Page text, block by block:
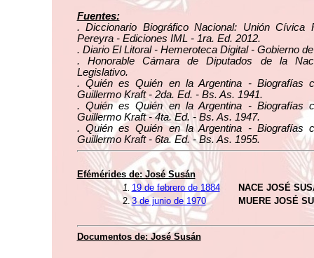
Fuentes:
. Diccionario Biográfico Nacional: Unión Cívica
Pereyra - Ediciones IML - 1ra. Ed. 2012.
. Diario El Litoral - Hemeroteca Digital - Gobierno
. Honorable Cámara de Diputados de la
Legislativo.
. Quién es Quién en la Argentina - Biografías
Guillermo Kraft - 2da. Ed. - Bs. As. 1941.
. Quién es Quién en la Argentina - Biografías
Guillermo Kraft - 4ta. Ed. - Bs. As. 1947.
. Quién es Quién en la Argentina - Biografías
Guillermo Kraft - 6ta. Ed. - Bs. As. 1955.
Efémérides de: José Susán
1. 19 de febrero de 1884
NACE JOSÉ
2.3 de junio de 1970 MUERE JOSÉ
Documentos de: José Susán